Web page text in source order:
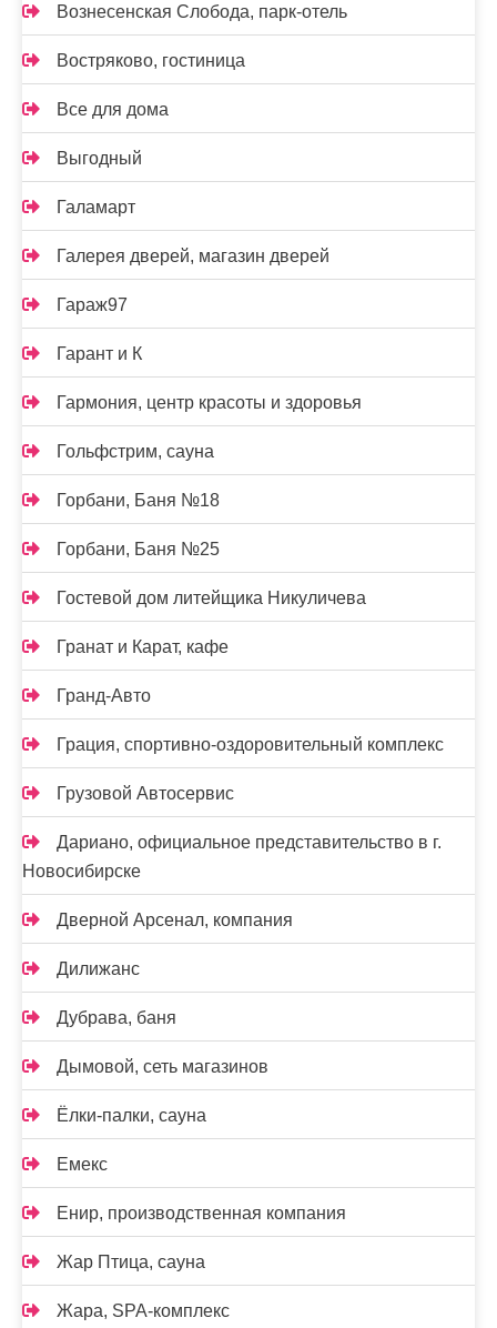
Вознесенская Слобода, парк-отель
Востряково, гостиница
Все для дома
Выгодный
Галамарт
Галерея дверей, магазин дверей
Гараж97
Гарант и К
Гармония, центр красоты и здоровья
Гольфстрим, сауна
Горбани, Баня №18
Горбани, Баня №25
Гостевой дом литейщика Никуличева
Гранат и Карат, кафе
Гранд-Авто
Грация, спортивно-оздоровительный комплекс
Грузовой Автосервис
Дариано, официальное представительство в г.
Новосибирске
Дверной Арсенал, компания
Дилижанс
Дубрава, баня
Дымовой, сеть магазинов
Ёлки-палки, сауна
Емекс
Енир, производственная компания
Жар Птица, сауна
Жара, SPA-комплекс